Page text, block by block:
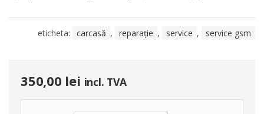
eticheta: carcasă , reparație , service , service gsm
350,00 lei incl. TVA